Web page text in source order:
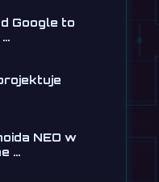
za 30
NEO w
dłonie
jak
Google to
NEO w
…